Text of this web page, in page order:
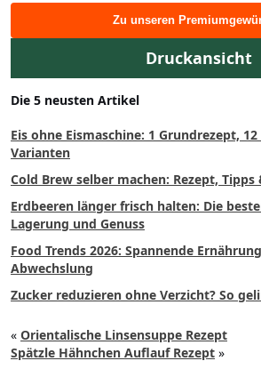
Zu unseren
Druckansicht
Die 5 neusten Artikel
Eis ohne Eismaschine: 1 Grundrezept,
Varianten
Cold Brew selber machen: Rezept, Tipps
Erdbeeren länger frisch halten: Die
Lagerung und Genuss
Food Trends 2026: Spannende
Abwechslung
Zucker reduzieren ohne Verzicht? So
« Orientalische Linsensuppe Rezept
Spätzle Hähnchen Auflauf Rezept »